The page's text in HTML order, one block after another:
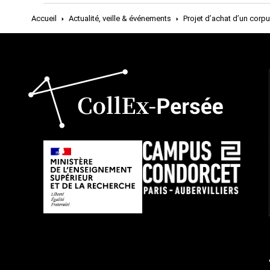
Accueil Actualité, veille & événements Projet d’achat d’un